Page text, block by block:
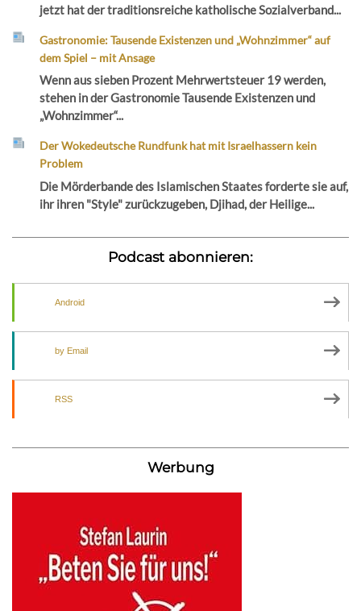
jetzt hat der traditionsreiche katholische Sozialverband...
Gastronomie: Tausende Existenzen und „Wohnzimmer“ auf
dem Spiel – mit Ansage
Wenn aus sieben Prozent Mehrwertsteuer 19 werden,
stehen in der Gastronomie Tausende Existenzen und
„Wohnzimmer“...
Der Wokedeutsche Rundfunk hat mit Israelhassern kein
Problem
Die Mörderbande des Islamischen Staates forderte sie auf,
ihr ihren "Style" zurückzugeben, Djihad, der Heilige...
Podcast abonnieren:
Android
by Email
RSS
Werbung